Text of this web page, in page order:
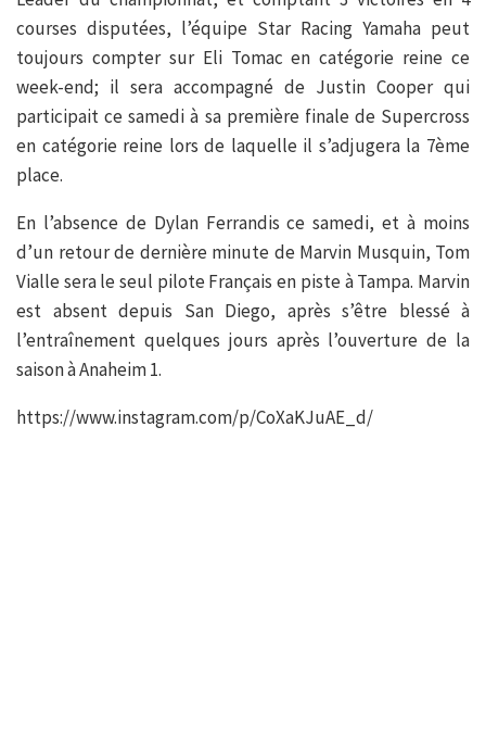
courses disputées, l’équipe Star Racing Yamaha peut
toujours compter sur Eli Tomac en catégorie reine ce
week-end; il sera accompagné de Justin Cooper qui
participait ce samedi à sa première finale de Supercross
en catégorie reine lors de laquelle il s’adjugera la 7ème
place.
En l’absence de Dylan Ferrandis ce samedi, et à moins
d’un retour de dernière minute de Marvin Musquin, Tom
Vialle sera le seul pilote Français en piste à Tampa. Marvin
est absent depuis San Diego, après s’être blessé à
l’entraînement quelques jours après l’ouverture de la
saison à Anaheim 1.
https://www.instagram.com/p/CoXaKJuAE_d/